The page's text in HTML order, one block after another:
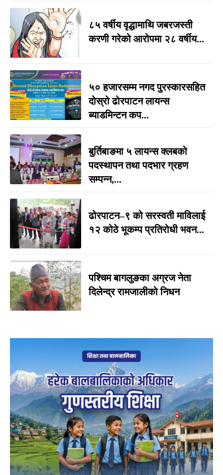
८५ वर्षीय वृद्धामाथि जबरजस्ती
करणी गरेको आरोपमा २८ वर्षीय...
५० हजारसम्म नगद पुरस्कारसहित
दोस्रो ढोरपाटन लायन्स
ब्याडमिन्टन कप...
बुर्तिबाङमा ५ लायन्स क्लबको
पदस्थापन तथा पदभार ग्रहण
सम्पन्न,...
ढोरपाटन–९ को सरस्वती माविलाई
१२ कोठे भूकम्प प्रतिरोधी भवन...
पश्चिम बागलुङका अग्रज नेता
दिलेन्द्र रामजालीको निधन